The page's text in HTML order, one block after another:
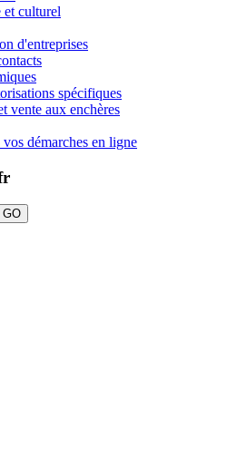
et culturel
d'entreprises
spécifiques
vente aux enchères
démarches en ligne